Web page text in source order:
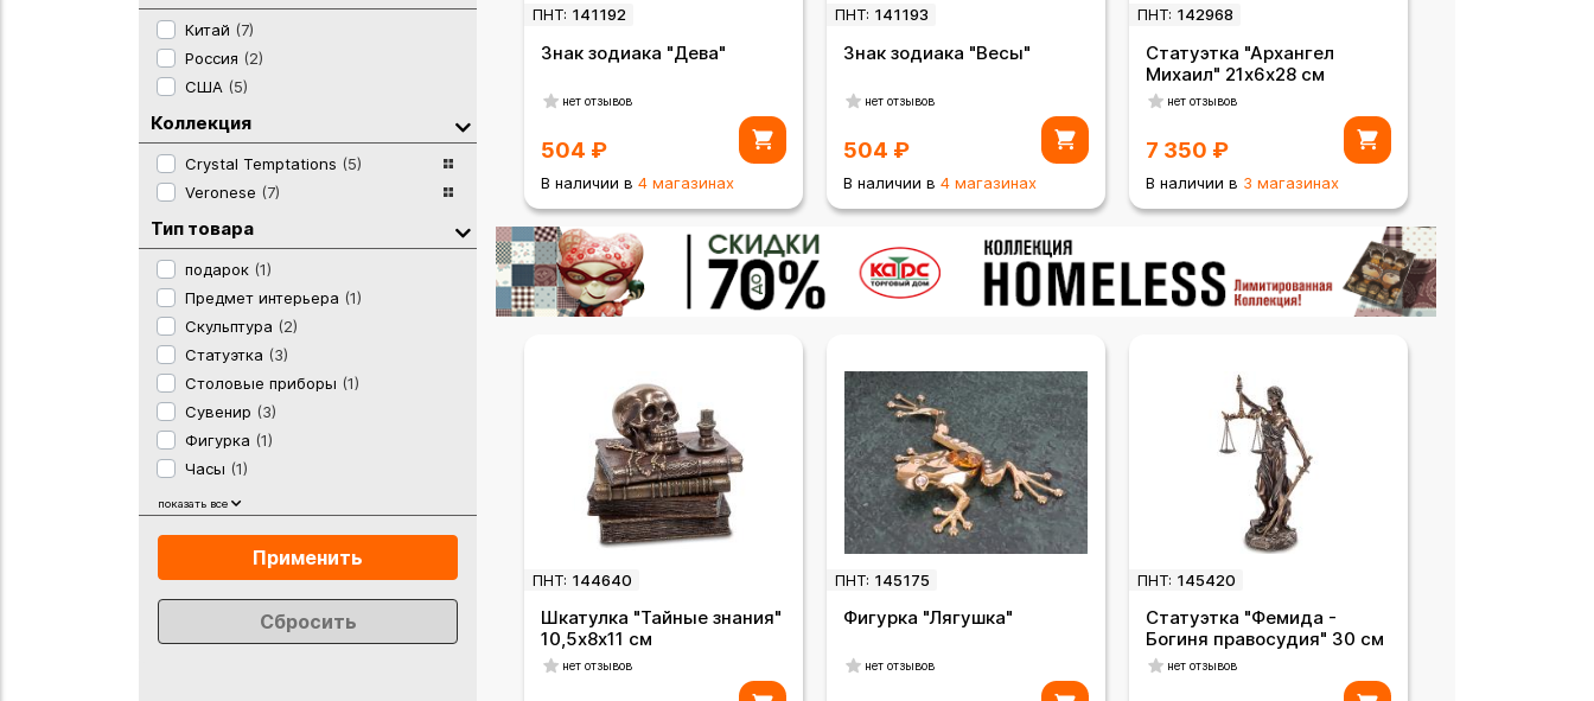
Китай (7)
Россия (2)
США (5)
Коллекция
Crystal Temptations (5)
Veronese (7)
Тип товара
подарок (1)
Предмет интерьера (1)
Скульптура (2)
Статуэтка (3)
Столовые приборы (1)
Сувенир (3)
Фигурка (1)
Часы (1)
Шкатулка
показать все
Применить
Сбросить
ПНТ: 141192
Знак зодиака "Дева"
нет отзывов
504 ₽
В наличии в 4 магазинах
ПНТ: 141193
Знак зодиака "Весы"
нет отзывов
504 ₽
В наличии в 4 магазинах
ПНТ: 142968
Статуэтка "Архангел
Михаил" 21х6х28 см
нет отзывов
7 350 ₽
В наличии в 3 магазинах
ПНТ: 144640
Шкатулка "Тайные знания"
10,5х8х11 см
нет отзывов
ПНТ: 145175
Фигурка "Лягушка"
нет отзывов
ПНТ: 145420
Статуэтка "Фемида -
Богиня правосудия" 30 см
нет отзывов